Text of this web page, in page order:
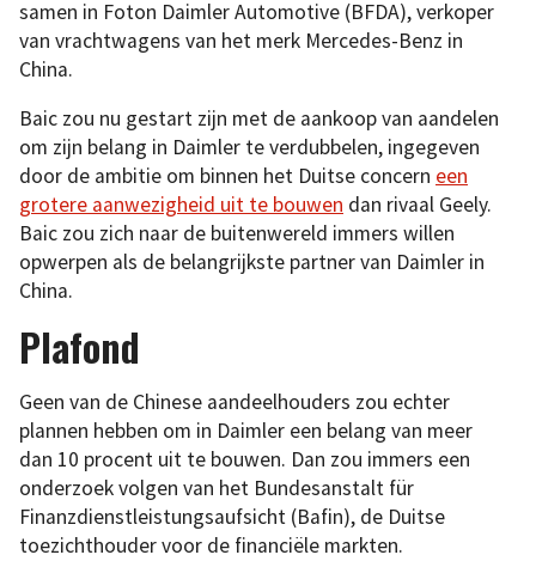
samen in Foton Daimler Automotive (BFDA), verkoper
van vrachtwagens van het merk Mercedes-Benz in
China.
Baic zou nu gestart zijn met de aankoop van aandelen
om zijn belang in Daimler te verdubbelen, ingegeven
door de ambitie om binnen het Duitse concern een
grotere aanwezigheid uit te bouwen dan rivaal Geely.
Baic zou zich naar de buitenwereld immers willen
opwerpen als de belangrijkste partner van Daimler in
China.
Plafond
Geen van de Chinese aandeelhouders zou echter
plannen hebben om in Daimler een belang van meer
dan 10 procent uit te bouwen. Dan zou immers een
onderzoek volgen van het Bundesanstalt für
Finanzdienstleistungsaufsicht (Bafin), de Duitse
toezichthouder voor de financiële markten.